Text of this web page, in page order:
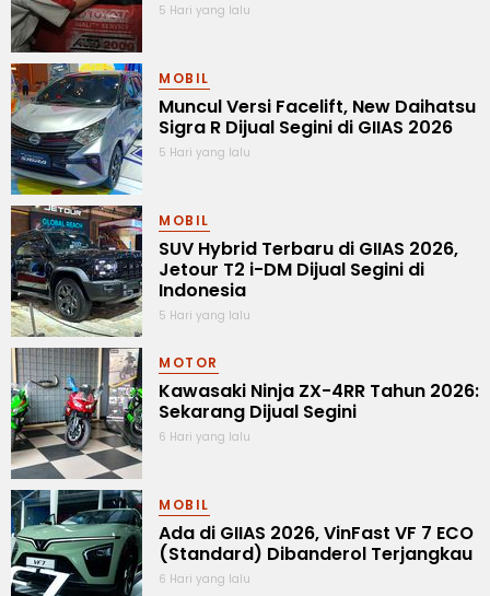
5 Hari yang lalu
MOBIL
Muncul Versi Facelift, New Daihatsu
Sigra R Dijual Segini di GIIAS 2026
5 Hari yang lalu
MOBIL
SUV Hybrid Terbaru di GIIAS 2026,
Jetour T2 i-DM Dijual Segini di
Indonesia
5 Hari yang lalu
MOTOR
Kawasaki Ninja ZX-4RR Tahun 2026:
Sekarang Dijual Segini
6 Hari yang lalu
MOBIL
Ada di GIIAS 2026, VinFast VF 7 ECO
(Standard) Dibanderol Terjangkau
6 Hari yang lalu